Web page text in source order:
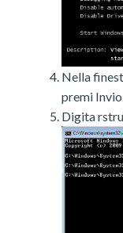
Nella
premi Invio.
Digita